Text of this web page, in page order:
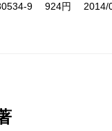
9 924円 2014/